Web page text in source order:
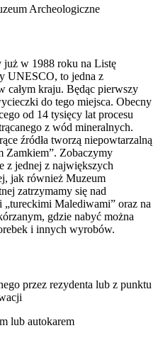
Archeologiczne
już w 1988 roku na Listę
UNESCO, to jedna z
całym kraju. Będąc pierwszy
do tego miejsca. Obecny
od 14 tysięcy lat procesu
z wód mineralnych.
źródła tworzą niepowtarzalną
Zamkiem”. Zobaczymy
z jednej z największych
jak również Muzeum
zatrzymamy się nad
Malediwami” oraz na
gdzie nabyć można
i innych wyrobów.
przez rezydenta lub z punktu
lub autokarem